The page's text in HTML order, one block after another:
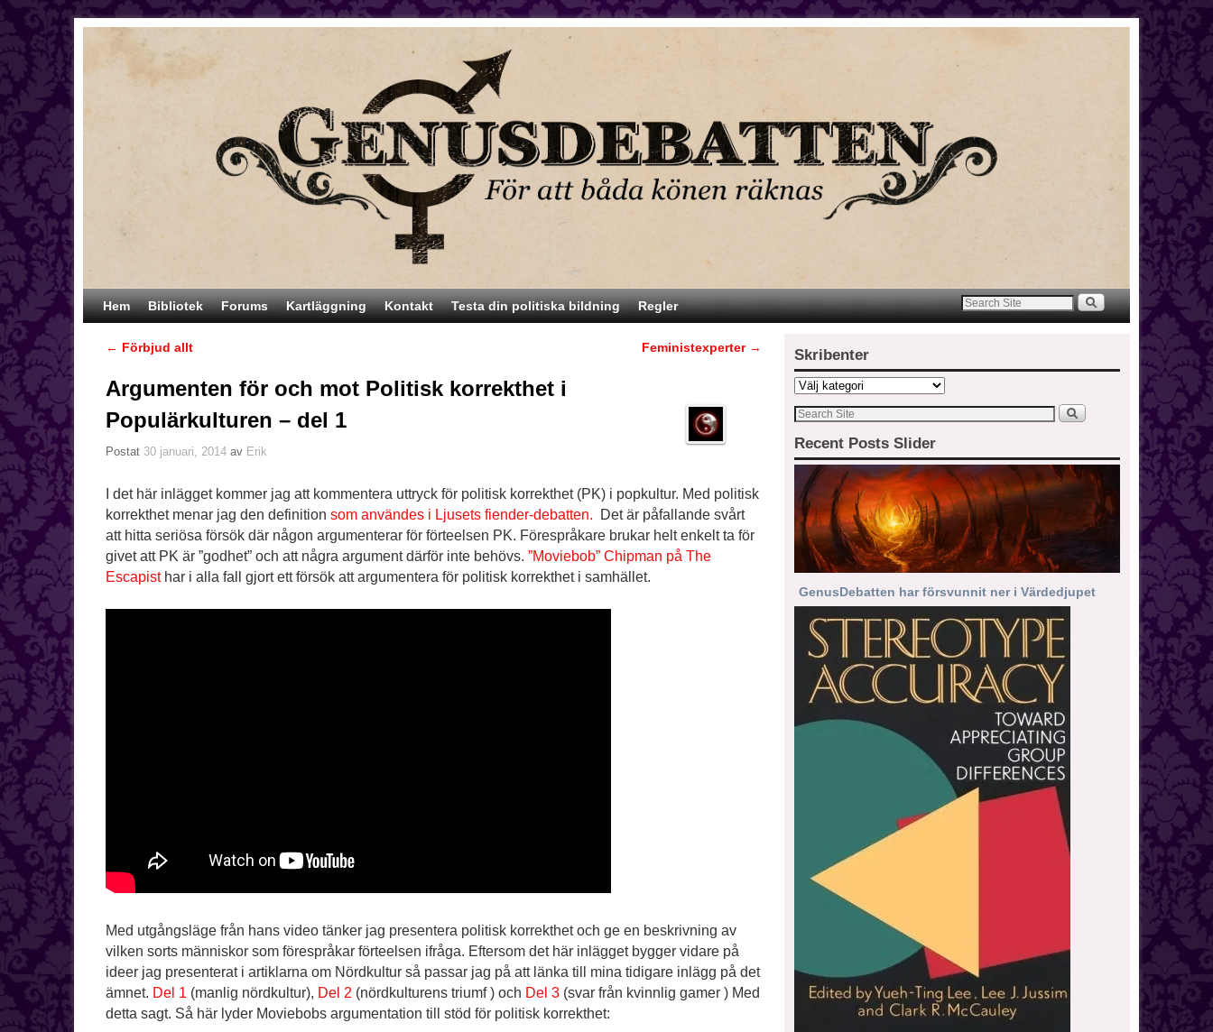
Hoppa till huvudinnehåll
Hoppa till sekundärt innehåll
Hem Bibliotek Forums Kartläggning Kontakt Testa din politiska bildning Regler
Inläggsnavigering
← Förbjud allt Feministexperter →
Argumenten för och mot Politisk korrekthet i
Populärkulturen – del 1
Postat 30 januari, 2014 av Erik
I det här inlägget kommer jag att kommentera uttryck för politisk korrekthet (PK) i popkultur. Med politisk
korrekthet menar jag den definition som användes i Ljusets fiender-debatten. Det är påfallande svårt
att hitta seriösa försök där någon argumenterar för förteelsen PK. Förespråkare brukar helt enkelt ta för
givet att PK är ”godhet” och att några argument därför inte behövs. ”Moviebob” Chipman på The
Escapisthar i alla fall gjort ett försök att argumentera för politisk korrekthet i samhället.
Med utgångsläge från hans video tänker jag presentera politisk korrekthet och ge en beskrivning av
vilken sorts människor som förespråkar förteelsen ifråga. Eftersom det här inlägget bygger vidare på
ideer jag presenterat i artiklarna om Nördkultur så passar jag på att länka till mina tidigare inlägg på det
ämnet. Del 1 (manlig nördkultur), Del 2 (nördkulturens triumf ) och Del 3 (svar från kvinnlig gamer ) Med
detta sagt. Så här lyder Moviebobs argumentation till stöd för politisk korrekthet:
Skribenter
Recent Posts Slider
GenusDebatten har försvunnit ner i Värdedjupet